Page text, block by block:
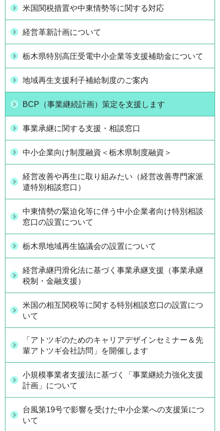
米国関税措置や中東情勢等に関する対応
経営革新計画について
栃木県特別高圧受電中小企業等支援補助金について
地域再生支援利子補給制度のご案内
BCP（事業継続計画）策定を支援します
事業承継に関する支援・相談窓口
中小企業向け制度融資＜栃木県制度融資＞
経営改善や再生に取り組みたい（経営改善専門家派
遣特別相談窓口）
中東情勢の緊迫化等に伴う中小企業者向け特別相談
窓口の設置について
栃木県地域再生協議会の設置について
経営承継円滑化法に基づく事業承継支援（事業承継
税制・金融支援）
米国の相互関税等に関する特別相談窓口の設置につ
いて
「アトツギのためのキャリアデザインセミナー＆先
輩アトツギ会社訪問」を開催します
小規模事業者支援法に基づく「事業継続力強化支援
計画」について
台風第19号で影響を受けた中小企業への支援策につ
いて